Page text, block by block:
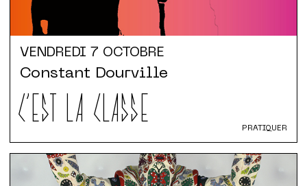
VENDREDI 7 OCTOBRE
C'EST LA CLASSE
Constant Dourville
PRATIQUER